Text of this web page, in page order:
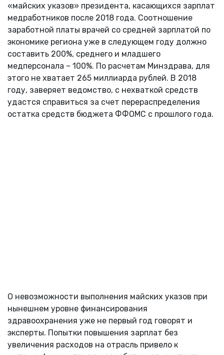
«майских указов» президента, касающихся зарплат
медработников после 2018 года. Соотношение
заработной платы врачей со средней зарплатой по
экономике региона уже в следующем году должно
составить 200%, среднего и младшего
медперсонала – 100%. По расчетам Минздрава, для
этого не хватает 265 миллиарда рублей. В 2018
году, заверяет ведомство, с нехваткой средств
удастся справиться за счет перераспределения
остатка средств бюджета ФФОМС с прошлого года.
О невозможности выполнения майских указов при
нынешнем уровне финансирования
здравоохранения уже не первый год говорят и
эксперты. Попытки повышения зарплат без
увеличения расходов на отрасль привело к